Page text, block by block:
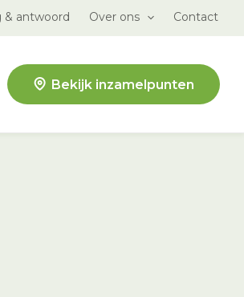
& antwoord Over ons Contact
Bekijk inzamelpunten